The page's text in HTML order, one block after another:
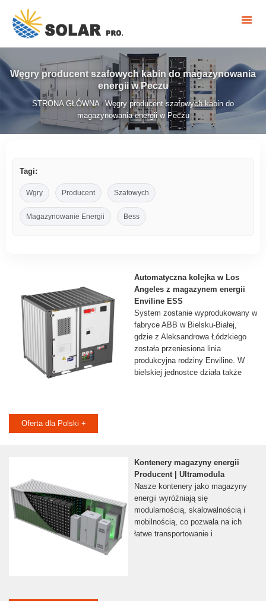
Węgry producent szafowych kabin do magazynowania
energii w Peczu
STRONA GŁÓWNA / Węgry producent szafowych kabin do
magazynowania energii w Peczu
Tagi:
Wgry Producent Szafowych
Magazynowanie Energii Bess
Automatyczna kolejka w Los
Angeles z magazynem energii
Enviline ESS
System zostanie wyprodukowany w
fabryce ABB w Bielsku-Białej,
gdzie z Aleksandrowa Łódzkiego
została przeniesiona linia
produkcyjna rodziny Enviline. W
bielskiej jednostce działa także
Oferta dla Polski +
Kontenery magazyny energii
Producent | Ultramodula
Nasze kontenery jako magazyny
energii wyróżniają się
modularnością, skalowalnością i
mobilnością, co pozwala na ich
łatwe transportowanie i